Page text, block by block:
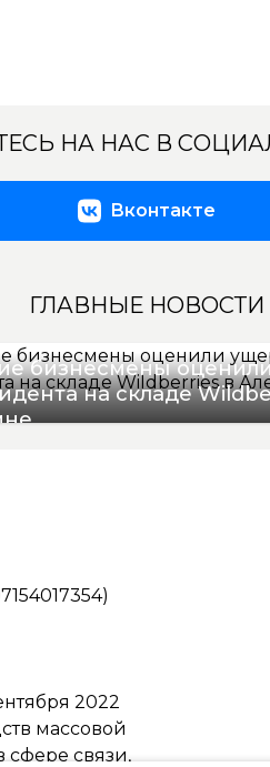
НА НАС В
Вконтакте
ГЛАВНЫЕ НОВОСТИ
бизнесмены
на складе
2022
массовой
связи,